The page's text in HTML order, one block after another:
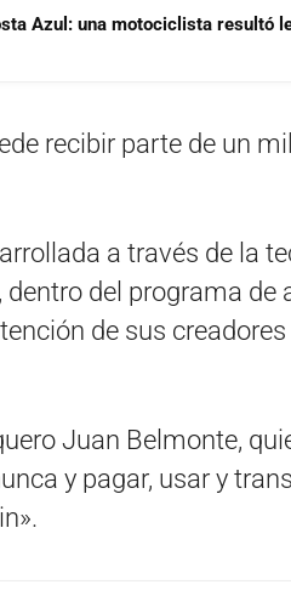
Azul: una motociclista resultó
recibir parte de un
a través de la
del programa de
de sus
Juan Belmonte,
y pagar, usar y